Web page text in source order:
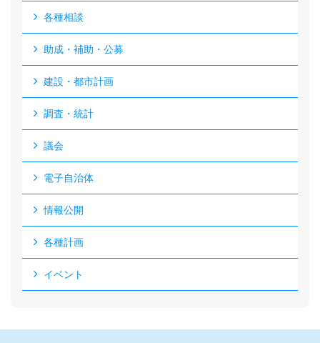
各種相談
助成・補助・公募
建設・都市計画
調査・統計
議会
電子自治体
情報公開
各種計画
イベント